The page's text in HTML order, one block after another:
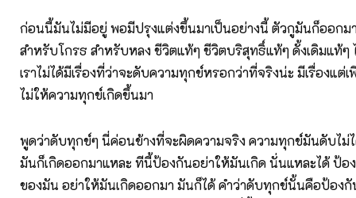
ก่อนนี้มันไม่มีอยู่ พอมีปรุงแต่งขึ้นมาเป็นอย่างนี้ ตัวกูมันก็ออกม
สำหรับโกรธ สำหรับหลง ชีวิตแท้ๆ ชีวิตบริสุทธิ์แท้ๆ ดั้งเดิมแท้ๆ
เราไม่ได้มีเรื่องที่ว่าจะดับความทุกข์หรอกว่าที่จริงน่ะ มีเรื่องแต่
ไม่ให้ความทุกข์เกิดขึ้นมา
พูดว่าดับทุกข์ๆ นี่ค่อนข้างที่จะผิดความจริง ความทุกข์มันดับไม่
มันก็เกิดออกมาแหละ ทีนี้ป้องกันอย่าให้มันเกิด นั่นแหละได้ ป้
ของมัน อย่าให้มันเกิดออกมา มันก็ได้ คำว่าดับทุกข์นั้นคือป้อง